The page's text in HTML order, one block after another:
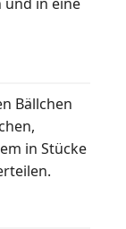
Bällchen
in Stücke